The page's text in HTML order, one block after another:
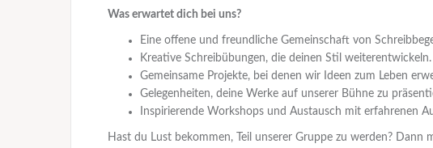
Was erwartet dich bei uns?
Eine offene und freundliche Gemeinschaft von
Kreative Schreibübungen, die deinen Stil weiterentwickeln.
Gemeinsame Projekte, bei denen wir Ideen zum Leben
Gelegenheiten, deine Werke auf unserer Bühne zu
Inspirierende Workshops und Austausch mit erfahrenen
Hast du Lust bekommen, Teil unserer Gruppe zu werden? Dann